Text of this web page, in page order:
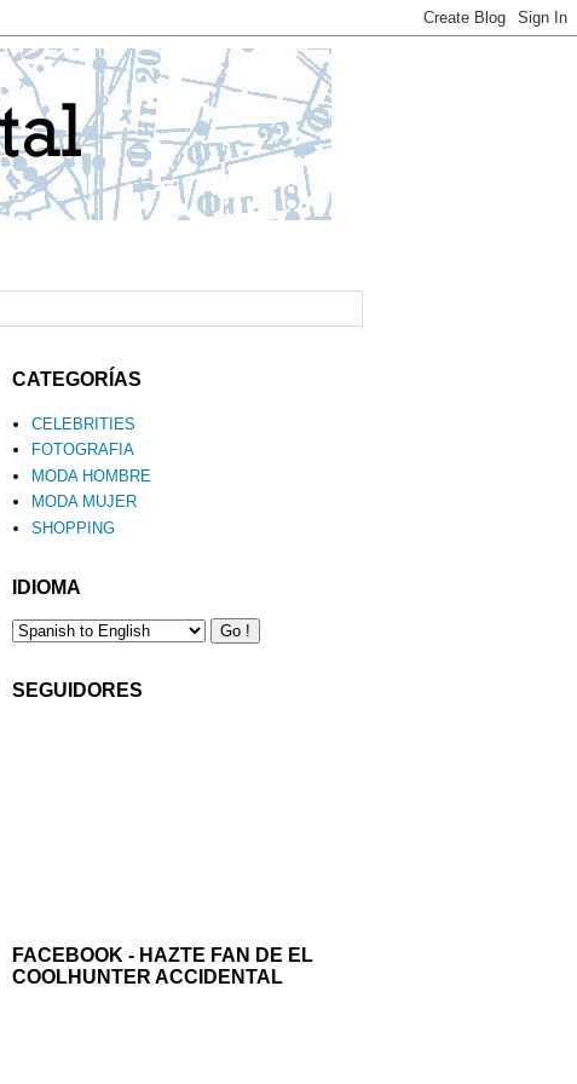
CATEGORÍAS
CELEBRITIES
FOTOGRAFIA
MODA HOMBRE
MODA MUJER
SHOPPING
IDIOMA
SEGUIDORES
FACEBOOK - HAZTE FAN DE EL
COOLHUNTER ACCIDENTAL